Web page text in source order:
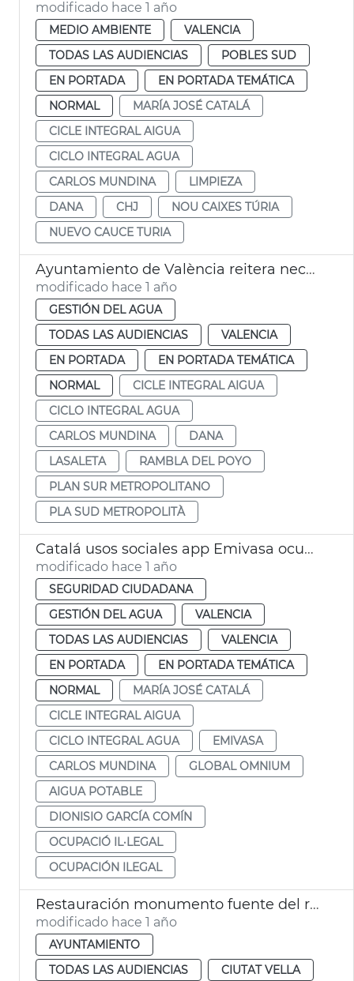
modificado hace 1 año
MEDIO AMBIENTE
VALENCIA
TODAS LAS AUDIENCIAS
POBLES SUD
EN PORTADA
EN PORTADA TEMÁTICA
NORMAL
MARÍA JOSÉ CATALÁ
CICLE INTEGRAL AIGUA
CICLO INTEGRAL AGUA
CARLOS MUNDINA
LIMPIEZA
DANA
CHJ
NOU CAIXES TÚRIA
NUEVO CAUCE TURIA
Ayuntamiento de València reitera necesidad nuevo Plan Sur Metropolitano
modificado hace 1 año
GESTIÓN DEL AGUA
TODAS LAS AUDIENCIAS
VALENCIA
EN PORTADA
EN PORTADA TEMÁTICA
NORMAL
CICLE INTEGRAL AIGUA
CICLO INTEGRAL AGUA
CARLOS MUNDINA
DANA
LASALETA
RAMBLA DEL POYO
PLAN SUR METROPOLITANO
PLA SUD METROPOLITÀ
Catalá usos sociales app Emivasa ocupación ilegal
modificado hace 1 año
SEGURIDAD CIUDADANA
GESTIÓN DEL AGUA
VALENCIA
TODAS LAS AUDIENCIAS
VALENCIA
EN PORTADA
EN PORTADA TEMÁTICA
NORMAL
MARÍA JOSÉ CATALÁ
CICLE INTEGRAL AIGUA
CICLO INTEGRAL AGUA
EMIVASA
CARLOS MUNDINA
GLOBAL OMNIUM
AIGUA POTABLE
DIONISIO GARCÍA COMÍN
OCUPACIÓ IL·LEGAL
OCUPACIÓN ILEGAL
Restauración monumento fuente del río Túria plaza de la Mare de Déu de València
modificado hace 1 año
AYUNTAMIENTO
TODAS LAS AUDIENCIAS
CIUTAT VELLA